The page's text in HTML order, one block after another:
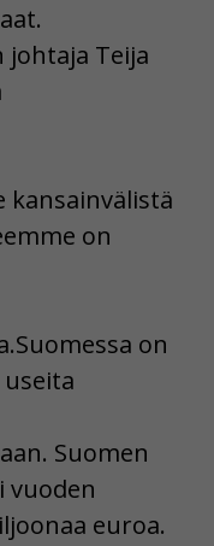
Teija
kansainvälistä
on
on
Suomen
vuoden
euroa.